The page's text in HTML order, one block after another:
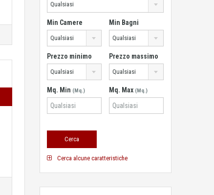
Qualsiasi
Min Camere
Qualsiasi
Min Bagni
Qualsiasi
Prezzo minimo
Qualsiasi
Prezzo massimo
Qualsiasi
Mq. Min (Mq.) Mq. Max (Mq.)
Cerca alcune caratteristiche